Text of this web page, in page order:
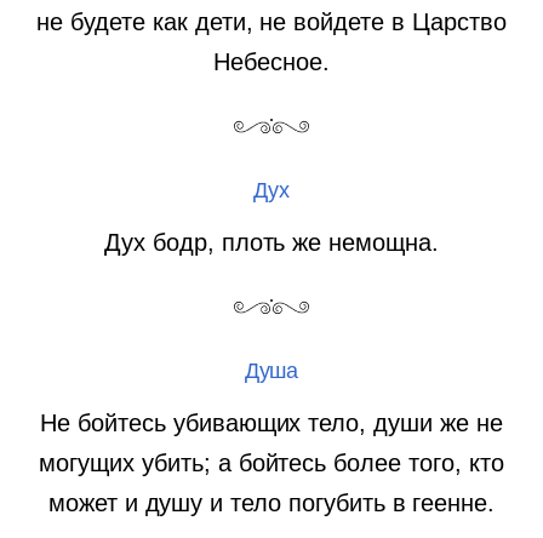
не будете как дети, не войдете в Царство
Небесное.
Дух
Дух бодр, плоть же немощна.
Душа
Не бойтесь убивающих тело, души же не
могущих убить; а бойтесь более того, кто
может и душу и тело погубить в геенне.